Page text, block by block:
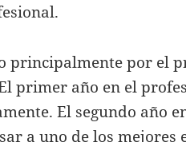
principalmente por el
primer año en el
El segundo año
a uno de los mejores